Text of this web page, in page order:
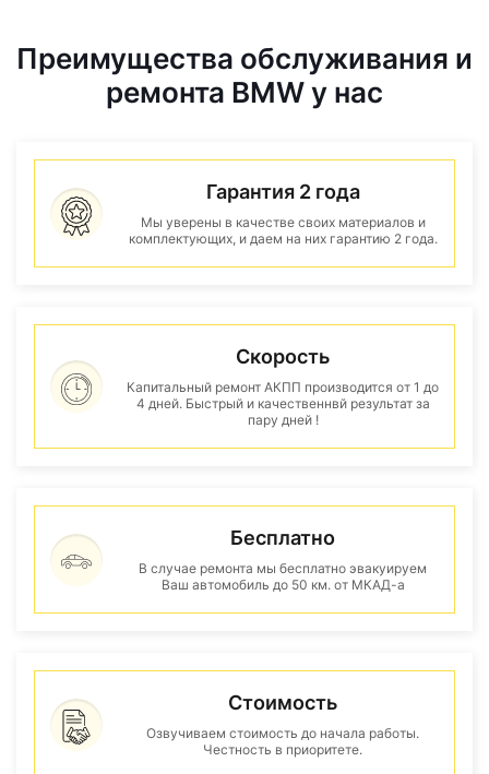
Преимущества обслуживания и
ремонта BMW у нас
Гарантия 2 года
Мы уверены в качестве своих материалов и
комплектующих, и даем на них гарантию 2 года.
Скорость
Капитальный ремонт АКПП производится от 1 до
4 дней. Быстрый и качественнвй результат за
пару дней !
Бесплатно
В случае ремонта мы бесплатно эвакуируем
Ваш автомобиль до 50 км. от МКАД-а
Стоимость
Озвучиваем стоимость до начала работы.
Честность в приоритете.